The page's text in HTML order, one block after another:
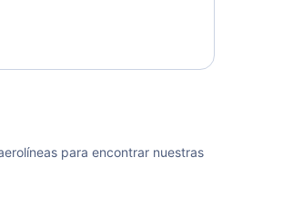
para encontrar nuestras